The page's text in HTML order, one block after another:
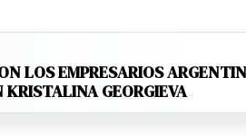
LOS EMPRESARIOS
KRISTALINA GEORGIEVA